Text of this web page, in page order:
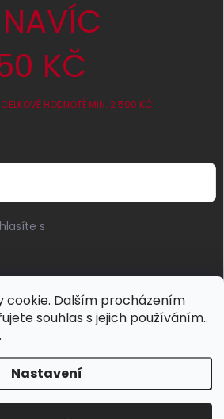
cookie. Dalším procházením
souhlas s jejich používáním..
.
Nastavení
KČ
HODNOTĚ MIN. 2 500 KČ
s